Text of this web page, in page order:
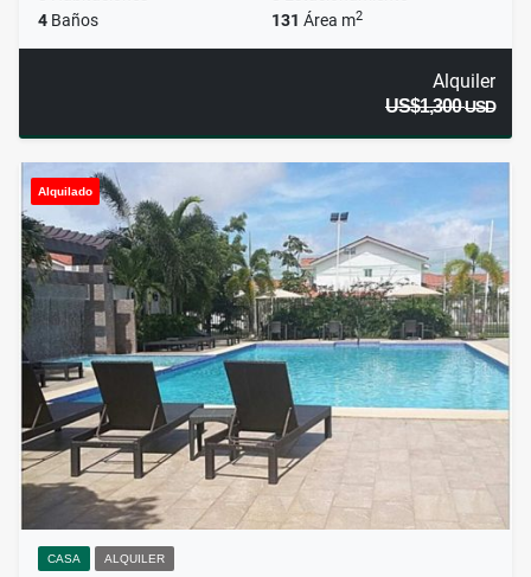
4 Baños 131 Área m2
Alquiler
US$1,300USD
Alquilado
CASA ALQUILER